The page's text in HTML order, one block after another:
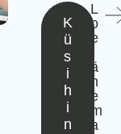
K
ü
s
i
h
i
n
L
o
e
ä
h
e
m
a